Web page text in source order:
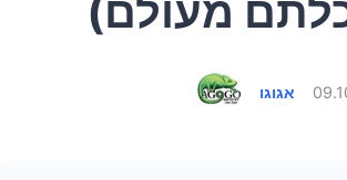
מעולם)
אגוגו